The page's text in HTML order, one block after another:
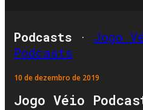
Podcasts · Jogo
Podcasts
10 de dezembro de 2019
Jogo Véio